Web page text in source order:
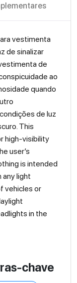
vestimenta
de sinalizar
de
ao
quando
de luz
This
high-visibility
user’s
is intended
any light
vehicles or
in the
chave